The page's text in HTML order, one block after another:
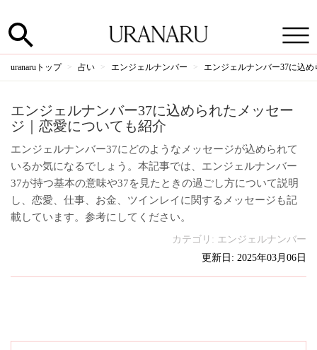
uranaruトップ 占い エンジェルナンバー エンジェルナンバー37に込
エンジェルナンバー37に込められたメッセー
ジ｜恋愛についても紹介
エンジェルナンバー37にどのようなメッセージが込められて
いるか気になるでしょう。本記事では、エンジェルナンバー
37が持つ基本の意味や37を見たときの過ごし方について説明
し、恋愛、仕事、お金、ツインレイに関するメッセージも記
載しています。参考にしてください。
カテゴリ: エンジェルナンバー
更新日: 2025年03月06日